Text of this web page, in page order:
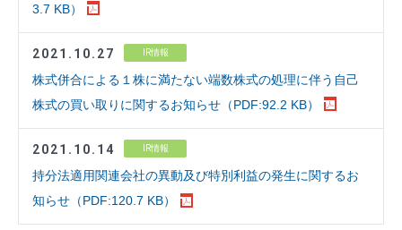
3.7 KB）
2021.10.27 IR情報
株式併合による１株に満たない端数株式の処理に伴う自己
株式の買い取りに関するお知らせ（PDF:92.2 KB）
2021.10.14 IR情報
持分法適用関連会社の異動及び特別利益の発生に関するお
知らせ（PDF:120.7 KB）